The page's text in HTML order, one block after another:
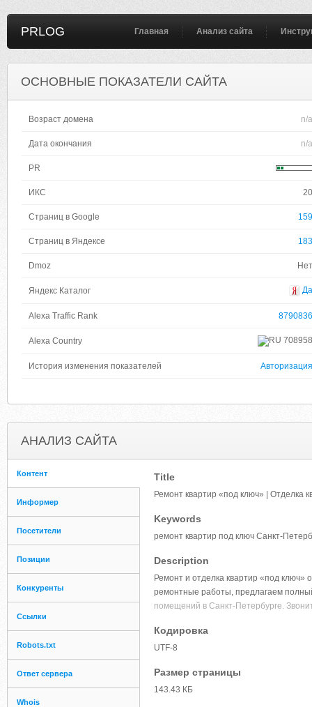
PRLOG Главная Анализ сайта
ОСНОВНЫЕ ПОКАЗАТЕЛИ САЙТА
Возраст домена n/a
Дата окончания n/a
PR
ИКС 20
Страниц в Google 159
Страниц в Яндексе 183
Dmoz Нет
Яндекс Каталог Да
Alexa Traffic Rank 8790836
Alexa Country 708958
История изменения показателей Авторизация
АНАЛИЗ САЙТА
Контент
Информер
Посетители
Позиции
Конкуренты
Ссылки
Robots.txt
Ответ сервера
Whois
Title
Ремонт квартир «под ключ» | Отделка
Keywords
ремонт квартир под ключ Санкт-
Description
Ремонт и отделка квартир «под
ремонтные работы, предлагаем
помещений в Санкт-Петербурге.
Кодировка
UTF-8
Размер страницы
143.43 КБ